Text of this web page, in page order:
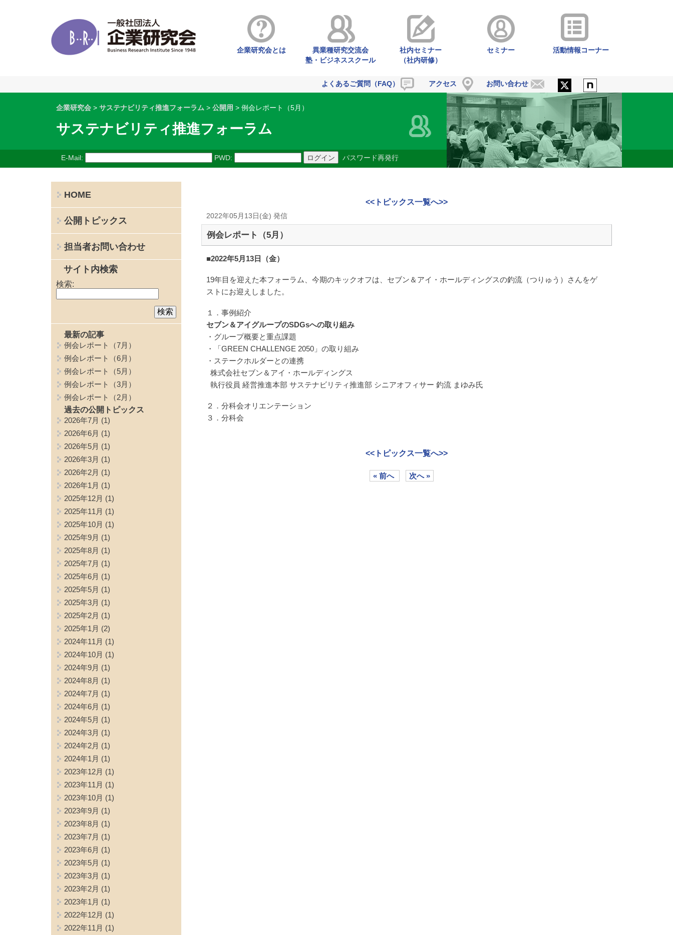
企業研究会とは
異業種研究交流会
塾・ビジネススクール
社内セミナー
（社内研修）
セミナー 活動情報コーナー
お問い合わせ
アクセス
よくあるご質問（FAQ）
企業研究会 > サステナビリティ推進フォーラム > 公開用 > 例会レポート（5月）
サステナビリティ推進フォーラム
E-Mail: PWD: パスワード再発行
<<トピックス一覧へ>>
2022年05月13日(金) 発信
例会レポート（5月）
■2022年5月13日（金）
19年目を迎えた本フォーラム、今期のキックオフは、セブン＆アイ・ホールディングスの釣流（つりゅう）さんをゲ
ストにお迎えしました。
１．事例紹介
セブン＆アイグループのSDGsへの取り組み
・グループ概要と重点課題
・「GREEN CHALLENGE 2050」の取り組み
・ステークホルダーとの連携
株式会社セブン＆アイ・ホールディングス
執行役員 経営推進本部 サステナビリティ推進部 シニアオフィサー 釣流 まゆみ氏
２．分科会オリエンテーション
３．分科会
<<トピックス一覧へ>>
« 前へ 次へ »
HOME
公開トピックス
担当者お問い合わせ
サイト内検索
検索:
最新の記事
例会レポート（7月）
例会レポート（6月）
例会レポート（5月）
例会レポート（3月）
例会レポート（2月）
過去の公開トピックス
2026年7月 (1)
2026年6月 (1)
2026年5月 (1)
2026年3月 (1)
2026年2月 (1)
2026年1月 (1)
2025年12月 (1)
2025年11月 (1)
2025年10月 (1)
2025年9月 (1)
2025年8月 (1)
2025年7月 (1)
2025年6月 (1)
2025年5月 (1)
2025年3月 (1)
2025年2月 (1)
2025年1月 (2)
2024年11月 (1)
2024年10月 (1)
2024年9月 (1)
2024年8月 (1)
2024年7月 (1)
2024年6月 (1)
2024年5月 (1)
2024年3月 (1)
2024年2月 (1)
2024年1月 (1)
2023年12月 (1)
2023年11月 (1)
2023年10月 (1)
2023年9月 (1)
2023年8月 (1)
2023年7月 (1)
2023年6月 (1)
2023年5月 (1)
2023年3月 (1)
2023年2月 (1)
2023年1月 (1)
2022年12月 (1)
2022年11月 (1)